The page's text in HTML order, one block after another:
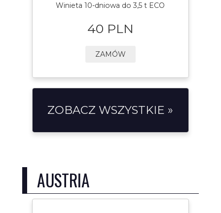
Winieta 10-dniowa do 3,5 t ECO
40 PLN
ZAMÓW
ZOBACZ WSZYSTKIE »
AUSTRIA